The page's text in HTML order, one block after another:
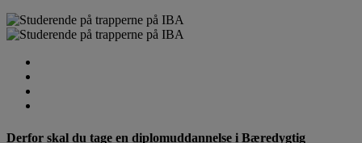
Derfor skal du tage en diplomuddannelse i Bæredygtig